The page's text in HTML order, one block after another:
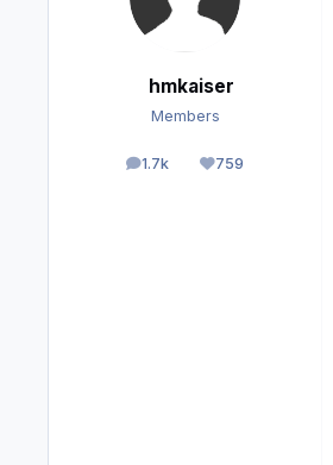
hmkaiser
Members
1.7k
posts 759
Reputation